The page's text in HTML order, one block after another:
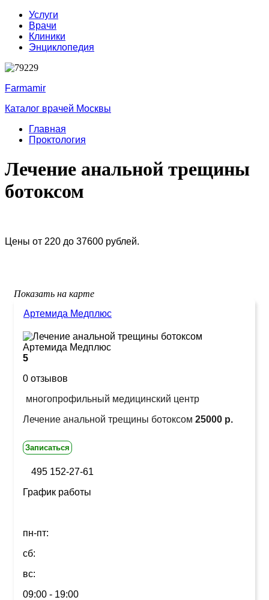
Услуги
Врачи
Клиники
Энциклопедия
Farmamir
Каталог врачей Москвы
Главная
Проктология
Лечение анальной трещины
ботоксом
Цены от 220 до 37600 рублей.
Показать на карте
Артемида Медплюс
5
0 отзывов
многопрофильный медицинский центр
Лечение анальной трещины ботоксом 25000 р.
Записаться
495 152-27-61
График работы
пн-пт:
сб:
вс:
09:00 - 19:00